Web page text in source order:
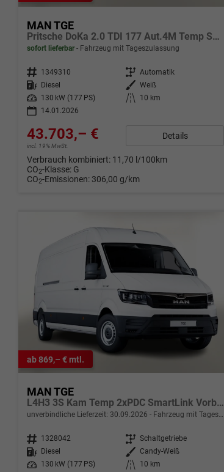
MAN TGE
Pritsche DoKa 2.0 TDI 177 Aut.4M Temp SmartL
sofort lieferbar Fahrzeug mit Tageszulassung
Fahrzeugnr. 1349310 Getriebe Automatik
Kraftstoff Diesel Außenfarbe Weiß
Leistung
130 kW (177 PS) Kilometerstand
10 km
14.01.2026
43.703,– €
incl. 19% MwSt.
Details
Verbrauch kombiniert: 11,70 l/100km
CO2-Klasse: G
CO2-Emissionen: 306,00 g/km
ab 869,– € mtl.
MAN TGE
L4H3 3S Kam Temp 2xPDC SmartLink Vorb.AHK
unverbindliche Lieferzeit: 30.09.2026 Fahrzeug mit Tageszulassung
Fahrzeugnr. 1328042 Getriebe Schaltgetriebe
Kraftstoff
Diesel Außenfarbe Candy-Weiß
Leistung
130 kW (177 PS) Kilometerstand
10 km